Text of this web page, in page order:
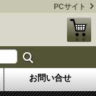
PCサイト
お問い合せ